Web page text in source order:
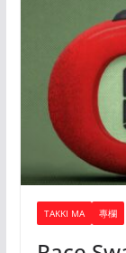
TAKKI MA 專欄